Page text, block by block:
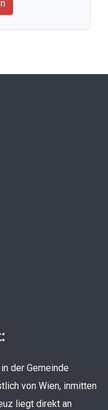
der Gemeinde
von Wien, inmitten
liegt direkt an